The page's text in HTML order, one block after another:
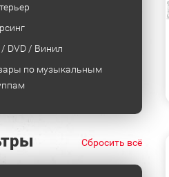
/ DVD / Винил
по музыкальным
Сбросить всё